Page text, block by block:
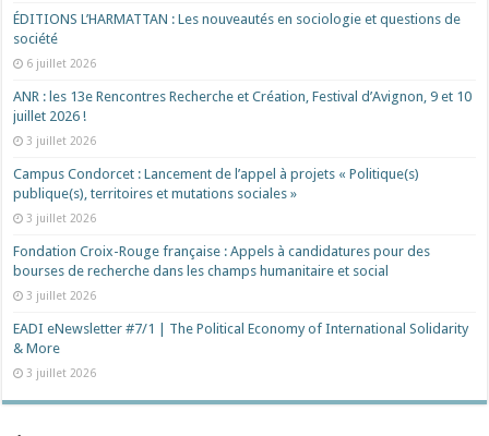
ÉDITIONS L’HARMATTAN : Les nouveautés en sociologie et questions de
société
6 juillet 2026
ANR : les 13e Rencontres Recherche et Création, Festival d’Avignon, 9 et 10
juillet 2026 !
3 juillet 2026
Campus Condorcet : Lancement de l’appel à projets « Politique(s)
publique(s), territoires et mutations sociales »
3 juillet 2026
Fondation Croix-Rouge française : Appels à candidatures pour des
bourses de recherche dans les champs humanitaire et social
3 juillet 2026
EADI eNewsletter #7/1 | The Political Economy of International Solidarity
& More
3 juillet 2026